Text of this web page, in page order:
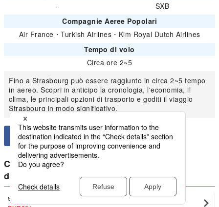
-
SXB
Compagnie Aeree Popolari
Air France ・ Turkish Airlines ・ Klm Royal Dutch Airlines
Tempo di volo
Circa ore 2~5
Fino a Strasbourg può essere raggiunto in circa 2~5 tempo
in aereo. Scopri in anticipo la cronologia, l'economia, il
clima, le principali opzioni di trasporto e goditi il viaggio
Strasbourg in modo significativo.
Confronta i prezzi più bassi per Francia
domestici da Strasbourg
Simpatico Strasbourg(SXB)